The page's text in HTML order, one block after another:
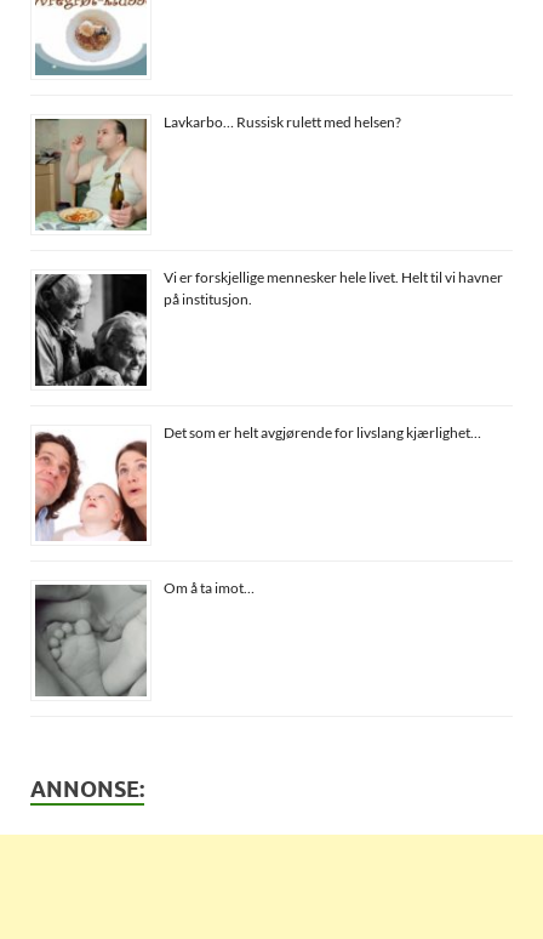
Lavkarbo… Russisk rulett med helsen?
Vi er forskjellige mennesker hele livet. Helt til vi havner
på institusjon.
Det som er helt avgjørende for livslang kjærlighet…
Om å ta imot…
ANNONSE: